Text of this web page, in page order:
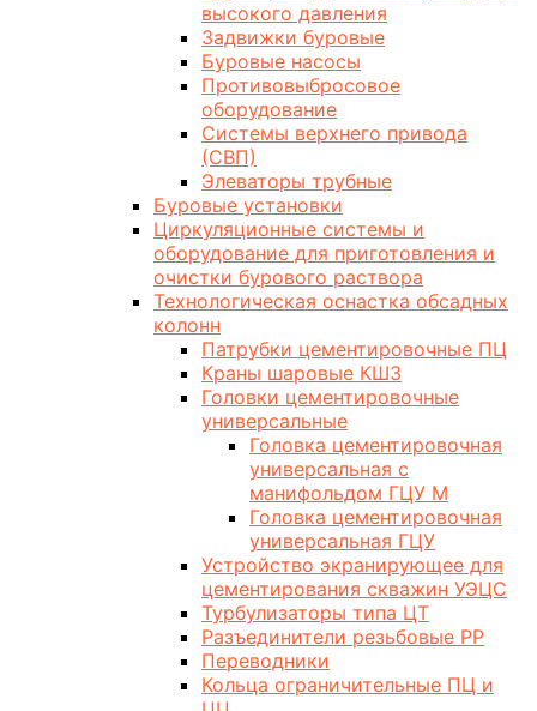
высокого давления
Задвижки буровые
Буровые насосы
Противовыбросовое
оборудование
Системы верхнего привода
(СВП)
Элеваторы трубные
Буровые установки
Циркуляционные системы и
оборудование для приготовления и
очистки бурового раствора
Технологическая оснастка обсадных
колонн
Патрубки цементировочные ПЦ
Краны шаровые КШЗ
Головки цементировочные
универсальные
Головка цементировочная
универсальная с
манифольдом ГЦУ М
Головка цементировочная
универсальная ГЦУ
Устройство экранирующее для
цементирования скважин УЭЦС
Турбулизаторы типа ЦТ
Разъединители резьбовые РР
Переводники
Кольца ограничительные ПЦ и